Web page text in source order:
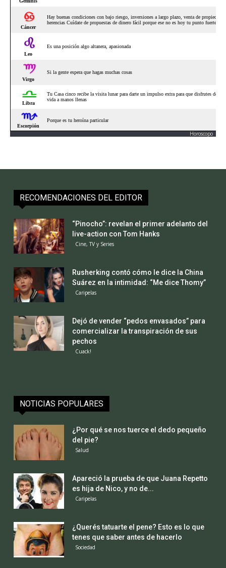
Horoscopo
RECOMENDACIONES DEL EDITOR
“Pinocho”: revelan el primer adelanto del
live-action con Tom Hanks
Cine, TV y Series
Rusherking contó cómo le dice la China
Suárez en la intimidad: “Me dice Thomy”
Caripelas
Dejó de vender “pedos envasados” para
comercializar la transpiración de sus
pechos
Cuack!
NOTICIAS POPULARES
¿Por qué se nos tuerce el dedo pequeño
del pie?
Salud
Apareció la prueba de que Juana Repetto
es hija de Nico, y no de...
Caripelas
¿Querés tatuarte el pene? Esto es lo que
tenes que saber antes de hacerlo
Sociedad